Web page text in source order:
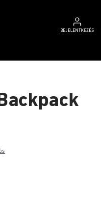
BEJELENTKEZÉS